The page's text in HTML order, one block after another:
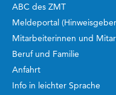
ABC des ZMT
Meldeportal
Mitarbeiterinnen und
Beruf und Familie
Anfahrt
Info in leichter Sprache